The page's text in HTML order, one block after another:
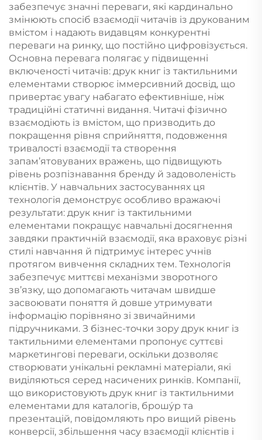
забезпечує значні переваги, які кардинально
змінюють спосіб взаємодії читачів із друкованим
вмістом і надають видавцям конкурентні
переваги на ринку, що постійно цифровізується.
Основна перевага полягає у підвищенні
включеності читачів: друк книг із тактильними
елементами створює іммерсивний досвід, що
привертає увагу набагато ефективніше, ніж
традиційні статичні видання. Читачі фізично
взаємодіють із вмістом, що призводить до
покращення рівня сприйняття, подовження
тривалості взаємодії та створення
запам’ятовуваних вражень, що підвищують
рівень розпізнавання бренду й задоволеність
клієнтів. У навчальних застосуваннях ця
технологія демонструє особливо вражаючі
результати: друк книг із тактильними
елементами покращує навчальні досягнення
завдяки практичній взаємодії, яка враховує різні
стилі навчання й підтримує інтерес учнів
протягом вивчення складних тем. Технологія
забезпечує миттєві механізми зворотного
зв’язку, що допомагають читачам швидше
засвоювати поняття й довше утримувати
інформацію порівняно зі звичайними
підручниками. З бізнес-точки зору друк книг із
тактильними елементами пропонує суттєві
маркетингові переваги, оскільки дозволяє
створювати унікальні рекламні матеріали, які
виділяються серед насичених ринків. Компанії,
що використовують друк книг із тактильними
елементами для каталогів, брошу́р та
презентацій, повідомляють про вищий рівень
конверсії, збільшення часу взаємодії клієнтів і